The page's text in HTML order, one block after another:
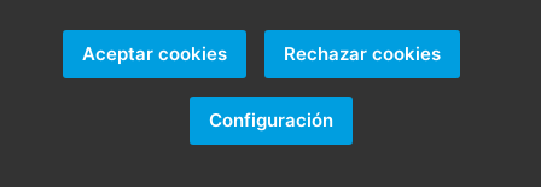
Política de Privacidad | Política de Cookies
Aceptar cookies Rechazar cookies
Configuración